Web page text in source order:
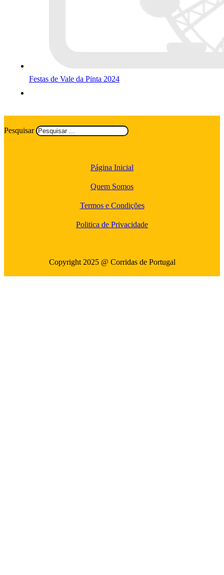
Festas de Vale da Pinta 2024
Pesquisar
Página Inicial
Quem Somos
Termos e Condições
Politica de Privacidade
Copyright 2025 @ Corridas de Portugal